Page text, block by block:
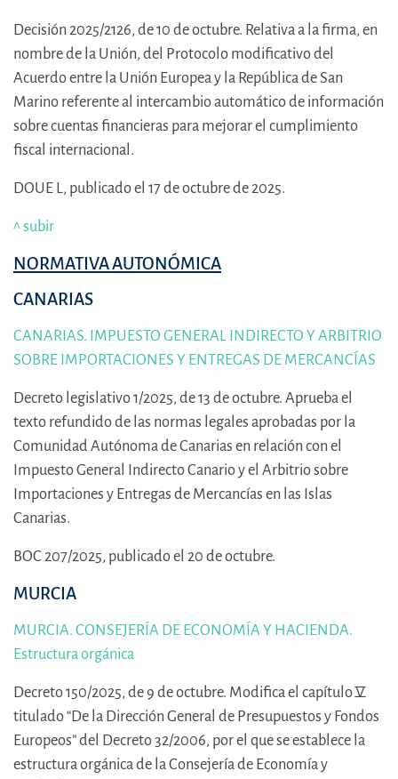
Decisión 2025/2126, de 10 de octubre. Relativa a la firma, en
nombre de la Unión, del Protocolo modificativo del
Acuerdo entre la Unión Europea y la República de San
Marino referente al intercambio automático de información
sobre cuentas financieras para mejorar el cumplimiento
fiscal internacional.
DOUE L, publicado el 17 de octubre de 2025.
^ subir
NORMATIVA AUTONÓMICA
CANARIAS
CANARIAS. IMPUESTO GENERAL INDIRECTO Y ARBITRIO
SOBRE IMPORTACIONES Y ENTREGAS DE MERCANCÍAS
Decreto legislativo 1/2025, de 13 de octubre. Aprueba el
texto refundido de las normas legales aprobadas por la
Comunidad Autónoma de Canarias en relación con el
Impuesto General Indirecto Canario y el Arbitrio sobre
Importaciones y Entregas de Mercancías en las Islas
Canarias.
BOC 207/2025, publicado el 20 de octubre.
MURCIA
MURCIA. CONSEJERÍA DE ECONOMÍA Y HACIENDA.
Estructura orgánica
Decreto 150/2025, de 9 de octubre. Modifica el capítulo V
titulado “De la Dirección General de Presupuestos y Fondos
Europeos” del Decreto 32/2006, por el que se establece la
estructura orgánica de la Consejería de Economía y